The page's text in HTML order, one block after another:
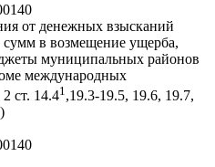
от денежных взысканий
в возмещение ущерба,
муниципальных районов
международных
ст. 14.41 ,19.3-19.5, 19.6, 19.7,